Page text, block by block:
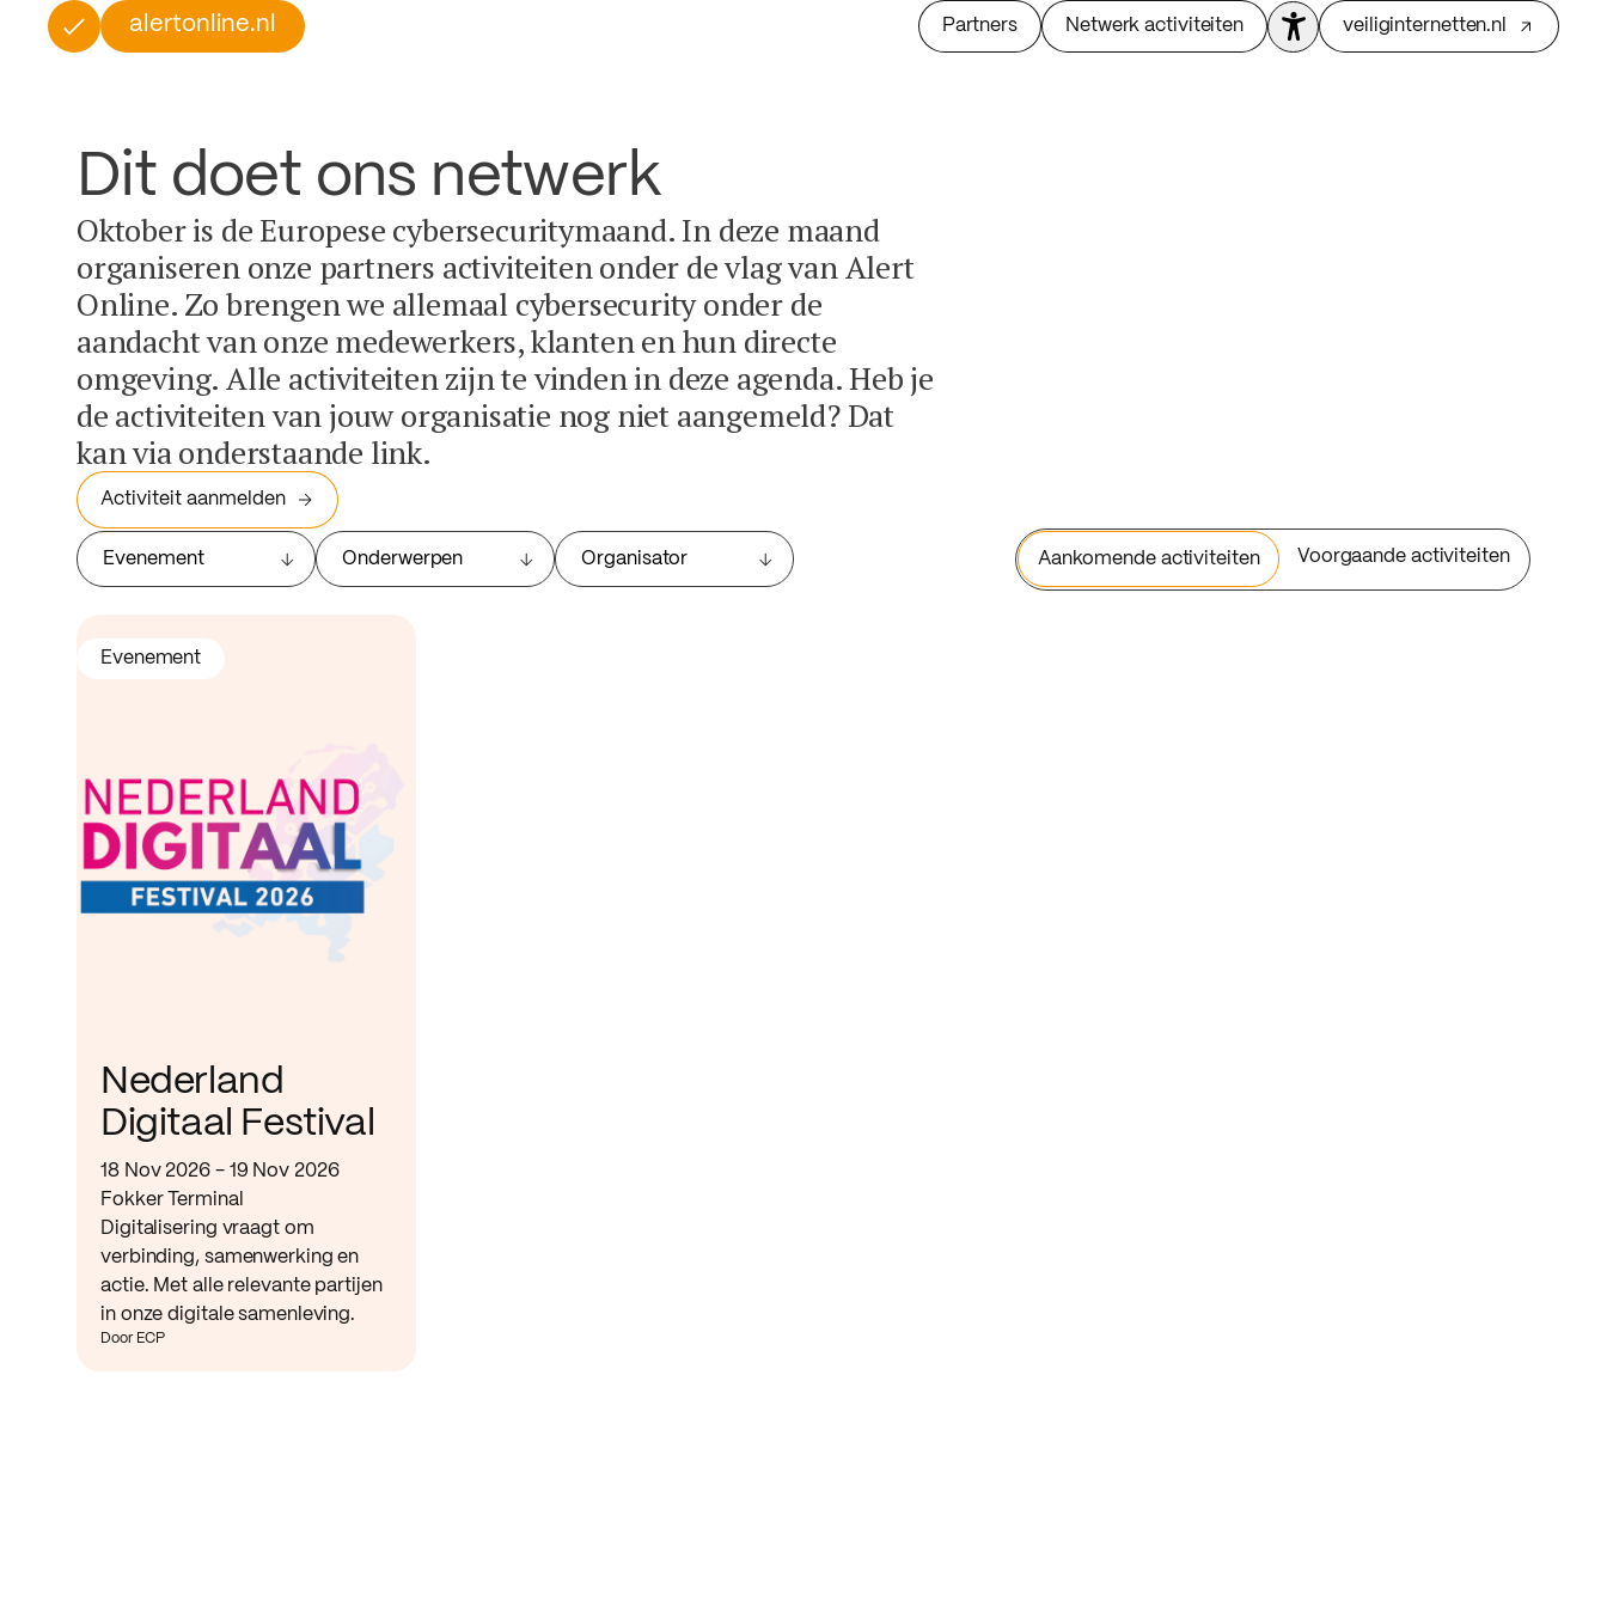
alertonline.nl Partners Netwerk activiteiten veiliginternetten.nl
Dit doet ons netwerk
Oktober is de Europese cybersecuritymaand. In deze maand
organiseren onze partners activiteiten onder de vlag van Alert
Online. Zo brengen we allemaal cybersecurity onder de
aandacht van onze medewerkers, klanten en hun directe
omgeving. Alle activiteiten zijn te vinden in deze agenda. Heb je
de activiteiten van jouw organisatie nog niet aangemeld? Dat
kan via onderstaande link.
Activiteit aanmelden
Evenement Onderwerpen Organisator Aankomende activiteiten Voorgaande activiteiten
Nederland
Digitaal Festival
18 Nov 2026 - 19 Nov 2026
Fokker Terminal
Digitalisering vraagt om
verbinding, samenwerking en
actie. Met alle relevante partijen
in onze digitale samenleving.
Door ECP
Evenement